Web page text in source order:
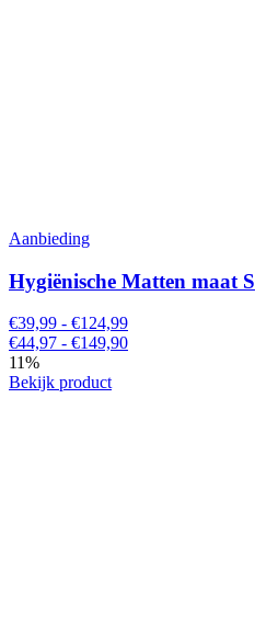
Aanbieding
Hygiënische Matten maat S
€39,99 - €124,99
€44,97 - €149,90
11%
Bekijk product